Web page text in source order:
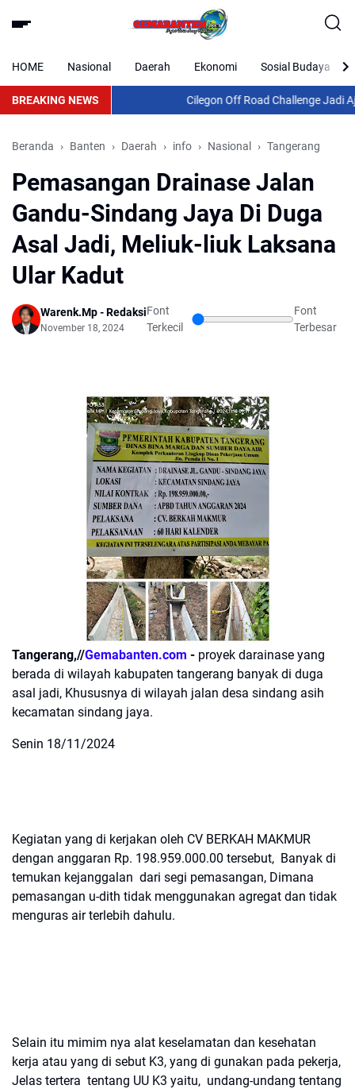
HOME Nasional Daerah Ekonomi Sosial Budaya
BREAKING NEWS Cilegon Off Road Challenge Jadi
Beranda Banten Daerah info Nasional Tangerang
Pemasangan Drainase Jalan
Gandu-Sindang Jaya Di Duga
Asal Jadi, Meliuk-liuk Laksana
Ular Kadut
Warenk.Mp - Redaksi
November 18, 2024
Font
Terkecil
Font
Terbesar
Tangerang,//Gemabanten.com - proyek darainase yang
berada di wilayah kabupaten tangerang banyak di duga
asal jadi, Khususnya di wilayah jalan desa sindang asih
kecamatan sindang jaya.
Senin 18/11/2024
Kegiatan yang di kerjakan oleh CV BERKAH MAKMUR
dengan anggaran Rp. 198.959.000.00 tersebut, Banyak di
temukan kejanggalan dari segi pemasangan, Dimana
pemasangan u-dith tidak menggunakan agregat dan tidak
menguras air terlebih dahulu.
Selain itu mimim nya alat keselamatan dan kesehatan
kerja atau yang di sebut K3, yang di gunakan pada pekerja,
Jelas tertera tentang UU K3 yaitu, undang-undang tentang